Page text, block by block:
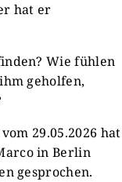
hat er
Wie fühlen
geholfen,
29.05.2026 hat
in Berlin
gesprochen.